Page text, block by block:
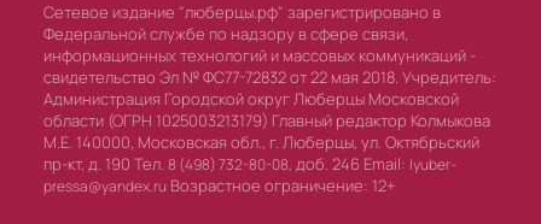
Сетевое издание "люберцы.рф" зарегистрировано в
Федеральной службе по надзору в сфере связи,
информационных технологий и массовых коммуникаций -
свидетельство Эл № ФС77-72832 от 22 мая 2018. Учредитель:
Администрация Городской округ Люберцы Московской
области (ОГРН 1025003213179) Главный редактор Колмыкова
М.Е. 140000, Московская обл., г. Люберцы, ул. Октябрьский
пр-кт, д. 190 Тел. 8 (498) 732-80-08, доб. 246 Email: lyuber-
pressa@yandex.ru Возрастное ограничение: 12+